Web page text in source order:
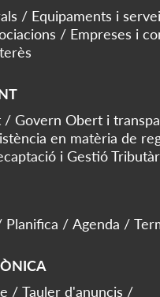
Equipaments i
Empreses i
Govern Obert i
en matèria de
i Gestió
Planifica Agenda
Tauler d'anuncis